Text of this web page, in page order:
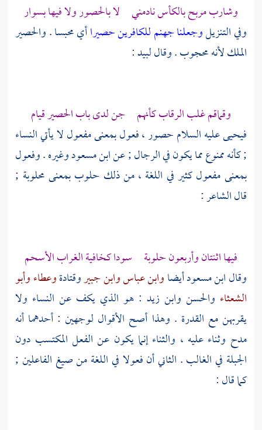
وشارب مربح بالكأس نادمني لا بالحصور ولا فيها بسوار
وفي التنزيلوجعلنا جهنم للكافرين حصيراأي محبسا . والحصير
الملك لأنه محجوب . وقاللبيد:
وقماقم غلب الرقاب كأنهم جن لدى باب الحصير قيام
فيحيىعليه السلام حصور ، فعول بمعنى مفعول لا يأتي النساء
; كأنه ممنوع مما يكون في الرجال ; عنابن مسعودوغيره . وفعول
بمعنى مفعول كثير في اللغة ، من ذلك حلوب بمعنى محلوبة ;
قال الشاعر :
فيها اثنتان وأربعون حلوبة سودا كخافية الغراب الأسحم
وقالابن مسعودأيضاوابن عباسوابن جبيروقتادةوعطاءوأبو
الشعثاء والحسن وابن زيد : هو الذي يكف عن النساء ولا
يقربهن مع القدرة . وهذا أصح الأقوال لوجهين : أحدهما أنه
مدح وثناء عليه ، والثناء إنما يكون عن الفعل المكتسب دون
الجبلة في الغالب . الثاني أن فعولا في اللغة من صيغ الفاعلين ;
كما قال :